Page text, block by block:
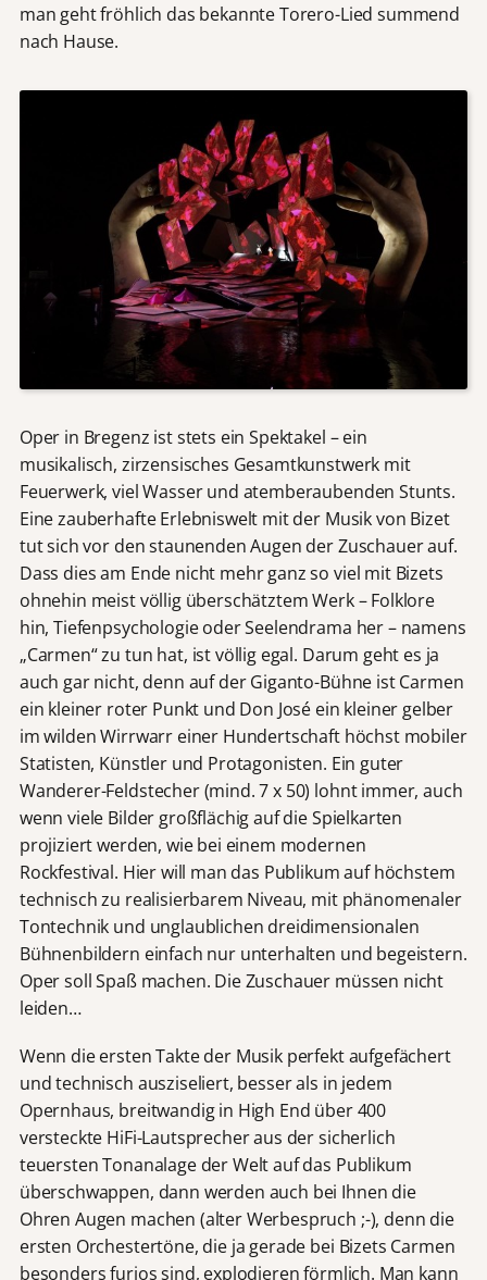
man geht fröhlich das bekannte Torero-Lied summend
nach Hause.
Oper in Bregenz ist stets ein Spektakel – ein
musikalisch, zirzensisches Gesamtkunstwerk mit
Feuerwerk, viel Wasser und atemberaubenden Stunts.
Eine zauberhafte Erlebniswelt mit der Musik von Bizet
tut sich vor den staunenden Augen der Zuschauer auf.
Dass dies am Ende nicht mehr ganz so viel mit Bizets
ohnehin meist völlig überschätztem Werk – Folklore
hin, Tiefenpsychologie oder Seelendrama her – namens
„Carmen“ zu tun hat, ist völlig egal. Darum geht es ja
auch gar nicht, denn auf der Giganto-Bühne ist Carmen
ein kleiner roter Punkt und Don José ein kleiner gelber
im wilden Wirrwarr einer Hundertschaft höchst mobiler
Statisten, Künstler und Protagonisten. Ein guter
Wanderer-Feldstecher (mind. 7 x 50) lohnt immer, auch
wenn viele Bilder großflächig auf die Spielkarten
projiziert werden, wie bei einem modernen
Rockfestival. Hier will man das Publikum auf höchstem
technisch zu realisierbarem Niveau, mit phänomenaler
Tontechnik und unglaublichen dreidimensionalen
Bühnenbildern einfach nur unterhalten und begeistern.
Oper soll Spaß machen. Die Zuschauer müssen nicht
leiden…
Wenn die ersten Takte der Musik perfekt aufgefächert
und technisch ausziseliert, besser als in jedem
Opernhaus, breitwandig in High End über 400
versteckte HiFi-Lautsprecher aus der sicherlich
teuersten Tonanalage der Welt auf das Publikum
überschwappen, dann werden auch bei Ihnen die
Ohren Augen machen (alter Werbespruch ;-), denn die
ersten Orchestertöne, die ja gerade bei Bizets Carmen
besonders furios sind, explodieren förmlich. Man kann